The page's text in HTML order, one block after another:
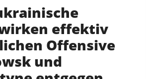
effektiv
Offensive
und